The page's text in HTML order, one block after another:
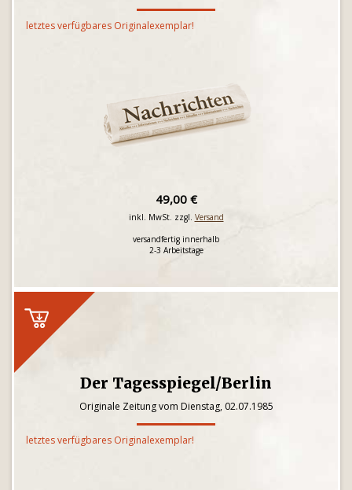
letztes verfügbares Originalexemplar!
49,00 €
inkl. MwSt. zzgl. Versand
versandfertig innerhalb
2-3 Arbeitstage
Der Tagesspiegel/Berlin
Originale Zeitung vom Dienstag, 02.07.1985
letztes verfügbares Originalexemplar!